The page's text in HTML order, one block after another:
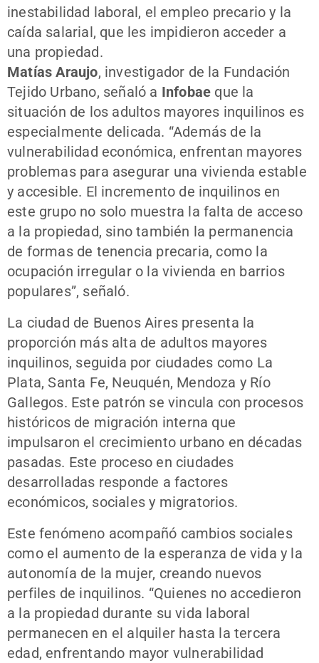
inestabilidad laboral, el empleo precario y la
caída salarial, que les impidieron acceder a
una propiedad.
Matías Araujo, investigador de la Fundación
Tejido Urbano, señaló a Infobae que la
situación de los adultos mayores inquilinos es
especialmente delicada. “Además de la
vulnerabilidad económica, enfrentan mayores
problemas para asegurar una vivienda estable
y accesible. El incremento de inquilinos en
este grupo no solo muestra la falta de acceso
a la propiedad, sino también la permanencia
de formas de tenencia precaria, como la
ocupación irregular o la vivienda en barrios
populares”, señaló.
La ciudad de Buenos Aires presenta la
proporción más alta de adultos mayores
inquilinos, seguida por ciudades como La
Plata, Santa Fe, Neuquén, Mendoza y Río
Gallegos. Este patrón se vincula con procesos
históricos de migración interna que
impulsaron el crecimiento urbano en décadas
pasadas. Este proceso en ciudades
desarrolladas responde a factores
económicos, sociales y migratorios.
Este fenómeno acompañó cambios sociales
como el aumento de la esperanza de vida y la
autonomía de la mujer, creando nuevos
perfiles de inquilinos. “Quienes no accedieron
a la propiedad durante su vida laboral
permanecen en el alquiler hasta la tercera
edad, enfrentando mayor vulnerabilidad